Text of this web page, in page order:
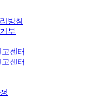
방침
부
센터
센터